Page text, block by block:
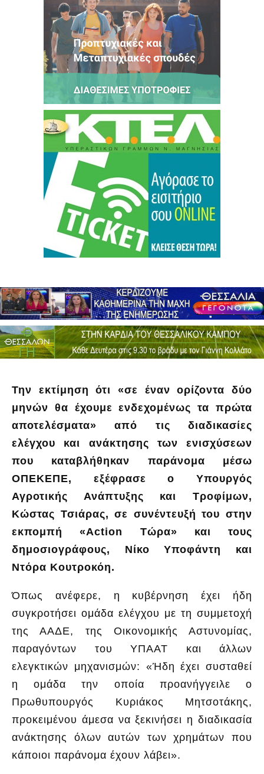
Την εκτίμηση ότι «σε έναν ορίζοντα δύο
μηνών θα έχουμε ενδεχομένως τα πρώτα
αποτελέσματα» από τις διαδικασίες
ελέγχου και ανάκτησης των ενισχύσεων
που καταβλήθηκαν παράνομα μέσω
ΟΠΕΚΕΠΕ, εξέφρασε ο Υπουργός
Αγροτικής Ανάπτυξης και Τροφίμων,
Κώστας Τσιάρας, σε συνέντευξή του στην
εκπομπή «Action Τώρα» και τους
δημοσιογράφους, Νίκο Υποφάντη και
Ντόρα Κουτροκόη.
Όπως ανέφερε, η κυβέρνηση έχει ήδη
συγκροτήσει ομάδα ελέγχου με τη συμμετοχή
της ΑΑΔΕ, της Οικονομικής Αστυνομίας,
παραγόντων του ΥΠΑΑΤ και άλλων
ελεγκτικών μηχανισμών: «Ήδη έχει συσταθεί
η ομάδα την οποία προανήγγειλε ο
Πρωθυπουργός Κυριάκος Μητσοτάκης,
προκειμένου άμεσα να ξεκινήσει η διαδικασία
ανάκτησης όλων αυτών των χρημάτων που
κάποιοι παράνομα έχουν λάβει».